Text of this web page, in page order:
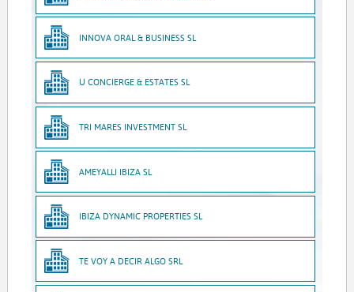
INNOVA ORAL & BUSINESS SL
U CONCIERGE & ESTATES SL
TRI MARES INVESTMENT SL
AMEYALLI IBIZA SL
IBIZA DYNAMIC PROPERTIES SL
TE VOY A DECIR ALGO SRL